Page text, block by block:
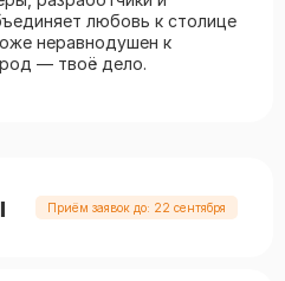
любовь к столице
неравнодушен к
— твоё дело.
Приём заявок до: 22 сентября